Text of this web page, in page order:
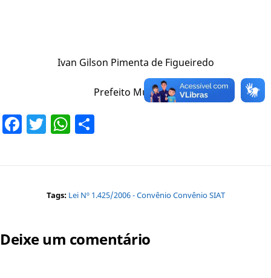
Ivan Gilson Pimenta de Figueiredo
Prefeito Municipal
Facebook
TwitterWhatsApp
Tags: Lei Nº 1.425/2006 - Convênio Convênio SIAT
Deixe um comentário